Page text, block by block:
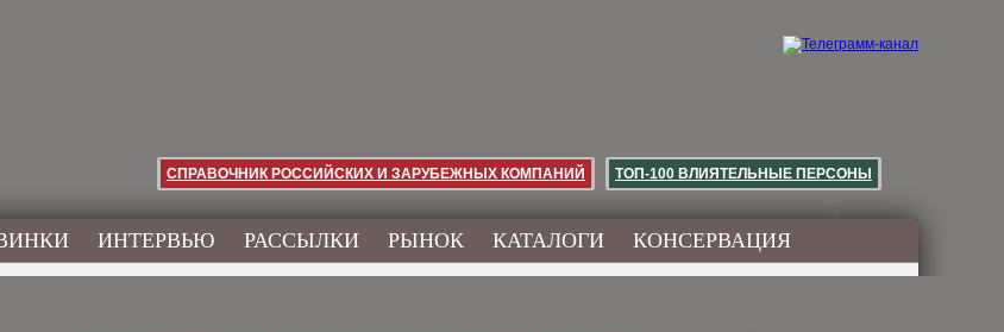
СПРАВОЧНИК РОССИЙСКИХ И ЗАРУБЕЖНЫХ КОМПАНИЙ ТОП-100 ВЛИЯТЕЛЬНЫЕ ПЕРСОНЫ
ИНТЕРВЬЮ РАССЫЛКИ РЫНОК КАТАЛОГИ КОНСЕРВАЦИЯ